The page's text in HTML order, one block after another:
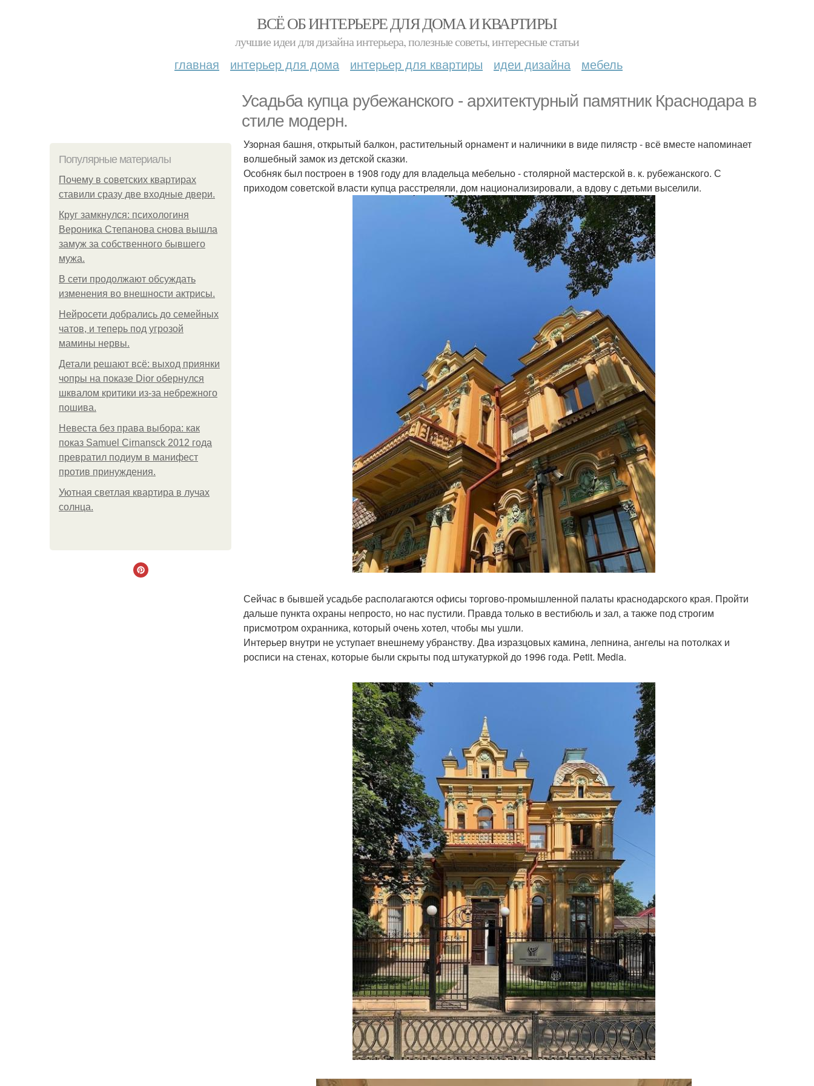
ВСЁ ОБ ИНТЕРЬЕРЕ ДЛЯ ДОМА И КВАРТИРЫ
лучшие идеи для дизайна интерьера, полезные советы, интересные статьи
главная интерьер для дома интерьер для квартиры идеи дизайна мебель
Усадьба купца рубежанского - архитектурный памятник Краснодара в
стиле модерн.
Популярные материалы
Почему в советских квартирах
ставили сразу две входные двери.
Круг замкнулся: психологиня
Вероника Степанова снова вышла
замуж за собственного бывшего
мужа.
В сети продолжают обсуждать
изменения во внешности актрисы.
Нейросети добрались до семейных
чатов, и теперь под угрозой
мамины нервы.
Детали решают всё: выход приянки
чопры на показе Dior обернулся
шквалом критики из-за небрежного
пошива.
Невеста без права выбора: как
показ Samuel Cirnansck 2012 года
превратил подиум в манифест
против принуждения.
Уютная светлая квартира в лучах
солнца.
Узорная башня, открытый балкон, растительный орнамент и наличники в виде пилястр - всё вместе напоминает
волшебный замок из детской сказки.
Особняк был построен в 1908 году для владельца мебельно - столярной мастерской в. к. рубежанского. С
приходом советской власти купца расстреляли, дом национализировали, а вдову с детьми выселили.
Сейчас в бывшей усадьбе располагаются офисы торгово-промышленной палаты краснодарского края. Пройти
дальше пункта охраны непросто, но нас пустили. Правда только в вестибюль и зал, а также под строгим
присмотром охранника, который очень хотел, чтобы мы ушли.
Интерьер внутри не уступает внешнему убранству. Два изразцовых камина, лепнина, ангелы на потолках и
росписи на стенах, которые были скрыты под штукатуркой до 1996 года. Petit. Media.